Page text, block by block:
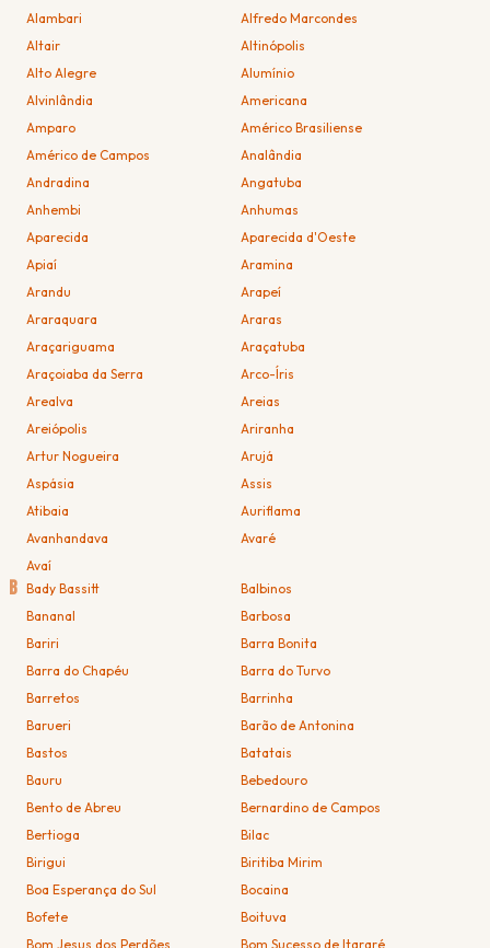
Alambari
Alfredo Marcondes
Altair
Altinópolis
Alto Alegre
Alumínio
Alvinlândia
Americana
Amparo
Américo Brasiliense
Américo de Campos
Analândia
Andradina
Angatuba
Anhembi
Anhumas
Aparecida
Aparecida d'Oeste
Apiaí
Aramina
Arandu
Arapeí
Araraquara
Araras
Araçariguama
Araçatuba
Araçoiaba da Serra
Arco-Íris
Arealva
Areias
Areiópolis
Ariranha
Artur Nogueira
Arujá
Aspásia
Assis
Atibaia
Auriflama
Avanhandava
Avaré
Avaí
B Bady Bassitt
Balbinos
Bananal
Barbosa
Bariri
Barra Bonita
Barra do Chapéu
Barra do Turvo
Barretos
Barrinha
Barueri
Barão de Antonina
Bastos
Batatais
Bauru
Bebedouro
Bento de Abreu
Bernardino de Campos
Bertioga
Bilac
Birigui
Biritiba Mirim
Boa Esperança do Sul
Bocaina
Bofete
Boituva
Bom Jesus dos Perdões
Bom Sucesso de Itararé